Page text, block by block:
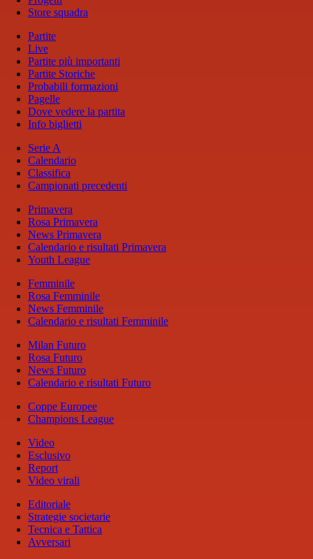
Store squadra
Partite
Live
Partite più importanti
Partite Storiche
Probabili formazioni
Pagelle
Dove vedere la partita
Info biglietti
Serie A
Calendario
Classifica
Campionati precedenti
Primavera
Rosa Primavera
News Primavera
Calendario e risultati Primavera
Youth League
Femminile
Rosa Femminile
News Femminile
Calendario e risultati Femminile
Milan Futuro
Rosa Futuro
News Futuro
Calendario e risultati Futuro
Coppe Europee
Champions League
Video
Esclusivo
Report
Video virali
Editoriale
Strategie societarie
Tecnica e Tattica
Avversari